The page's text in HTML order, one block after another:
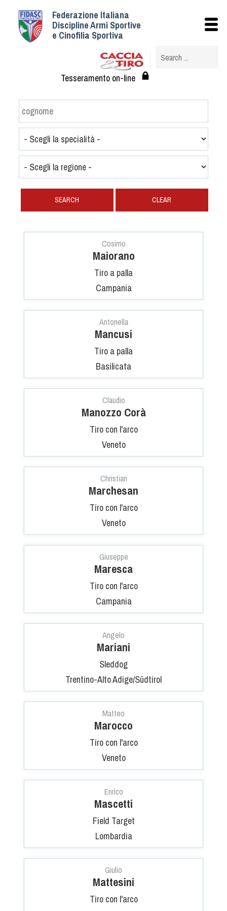
Federazione Italiana
Discipline Armi Sportive
e Cinofilia Sportiva
Tesseramento on-line
SEARCH CLEAR
Cosimo
Maiorano
Tiro a palla
Campania
Antonella
Mancusi
Tiro a palla
Basilicata
Claudio
Manozzo Corà
Tiro con l'arco
Veneto
Christian
Marchesan
Tiro con l'arco
Veneto
Giuseppe
Maresca
Tiro con l'arco
Campania
Angelo
Mariani
Sleddog
Trentino-Alto Adige/Südtirol
Matteo
Marocco
Tiro con l'arco
Veneto
Enrico
Mascetti
Field Target
Lombardia
Giulio
Mattesini
Tiro con l'arco
Istituzionale
Struttura
Albo Veterinari federali
Statuto e Regolamenti
Circolari
Federazione Trasparente
Tesserati
Referenti e gruppi di lavoro regionali
Scuole Federali
Tecnici
Direttori di Gara
Calendario Manifestazioni
Organi di Giustizia - Dispositivi
Modelli e moduli
Albo Atleti Cinofili
Guida Locandine Ufficiali
Tiro di Campagna
English e Training Sporting
Tiro a Palla
Tiro con l'arco da caccia
Field Target
Paintball
Softair
Cinofilia Sportiva
Agility
DiscDog
Dog Triathlon
Hoopers
Mantrailing
Obedience
Rally Obedience
Retriever Sport
Ricerca Tartufo
Sheepdog
Sport acquatici
Treibball
Ipo Delta
Freestyle
Protezione civile Sportiva